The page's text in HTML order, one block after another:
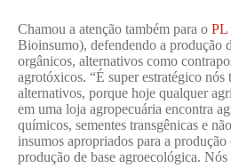
Chamou a atenção também para o PL
Bioinsumo), defendendo a produção
orgânicos, alternativos como
agrotóxicos. “É super estratégico nós
alternativos, porque hoje qualquer
em uma loja agropecuária encontra
químicos, sementes transgênicas e
insumos apropriados para a produção
produção de base agroecológica.